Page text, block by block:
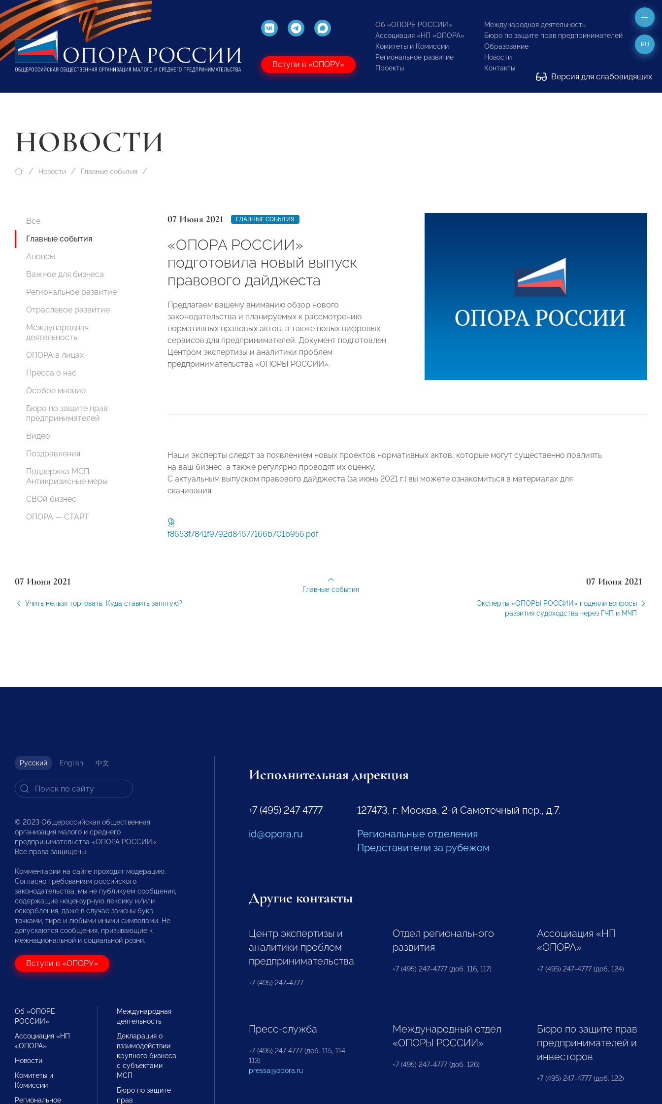
Вступи в «ОПОРУ»
Об «ОПОРЕ РОССИИ»
Ассоциация «НП «ОПОРА»
Комитеты и Комиссии
Региональное развитие
Проекты
Международная деятельность
Бюро по защите прав предпринимателей
Образование
Новости
Контакты
Версия для слабовидящих
RU
НОВОСТИ
Новости Главные события
Все
Главные события
Анонсы
Важное для бизнеса
Региональное развитие
Отраслевое развитие
Международная
деятельность
ОПОРА в лицах
Пресса о нас
Особое мнение
Бюро по защите прав
предпринимателей
Видео
Поздравления
Поддержка МСП.
Антикризисные меры
СВОй бизнес
ОПОРА — СТАРТ
07 Июня 2021 ГЛАВНЫЕ СОБЫТИЯ
«ОПОРА РОССИИ»
подготовила новый выпуск
правового дайджеста
Предлагаем вашему вниманию обзор нового
законодательства и планируемых к рассмотрению
нормативных правовых актов, а также новых цифровых
сервисов для предпринимателей. Документ подготовлен
Центром экспертизы и аналитики проблем
предпринимательства «ОПОРЫ РОССИИ».
Наши эксперты следят за появлением новых проектов нормативных актов, которые могут существенно повлиять
на ваш бизнес, а также регулярно проводят их оценку.
С актуальным выпуском правового дайджеста (за июнь 2021 г.) вы можете ознакомиться в материалах для
скачивания.
f8653f7841f9792d84677166b701b956.pdf
07 Июня 2021
Учить нельзя торговать. Куда ставить запятую?
07 Июня 2021
Эксперты «ОПОРЫ РОССИИ» подняли вопросы
развития судоходства через ГЧП и МЧП
Главные события
Русский English 中文
© 2023 Общероссийская общественная
организация малого и среднего
предпринимательства «ОПОРА РОССИИ».
Все права защищены.
Комментарии на сайте проходят модерацию.
Согласно требованиям российского
законодательства, мы не публикуем сообщения,
содержащие нецензурную лексику и/или
оскорбления, даже в случае замены букв
точками, тире и любыми иными символами. Не
допускаются сообщения, призывающие к
межнациональной и социальной розни.
Вступи в «ОПОРУ»
Об «ОПОРЕ
РОССИИ»
Ассоциация «НП
«ОПОРА»
Новости
Комитеты и
Комиссии
Региональное
Международная
деятельность
Декларация о
взаимодействии
крупного бизнеса
с субъектами
МСП
Бюро по защите
прав
Исполнительная дирекция
+7 (495) 247 4777
id@opora.ru
127473, г. Москва, 2-й Самотечный пер., д.7.
Региональные отделения
Представители за рубежом
Другие контакты
Центр экспертизы и
аналитики проблем
предпринимательства
+7 (495) 247-4777
Отдел регионального
развития
+7 (495) 247-4777 (доб. 116, 117)
Ассоциация «НП
«ОПОРА»
+7 (495) 247-4777 (доб. 124)
Пресс-служба
+7 (495) 247 4777 (доб. 115, 114,
113)
pressa@opora.ru
Международный отдел
«ОПОРЫ РОССИИ»
+7 (495) 247-4777 (доб. 126)
Бюро по защите прав
предпринимателей и
инвесторов
+7 (495) 247-4777 (доб. 122)